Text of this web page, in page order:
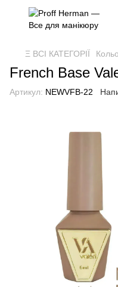
Ξ ВСІ КАТЕГОРІЇ
French Base
Артикул: NEWVFB-22